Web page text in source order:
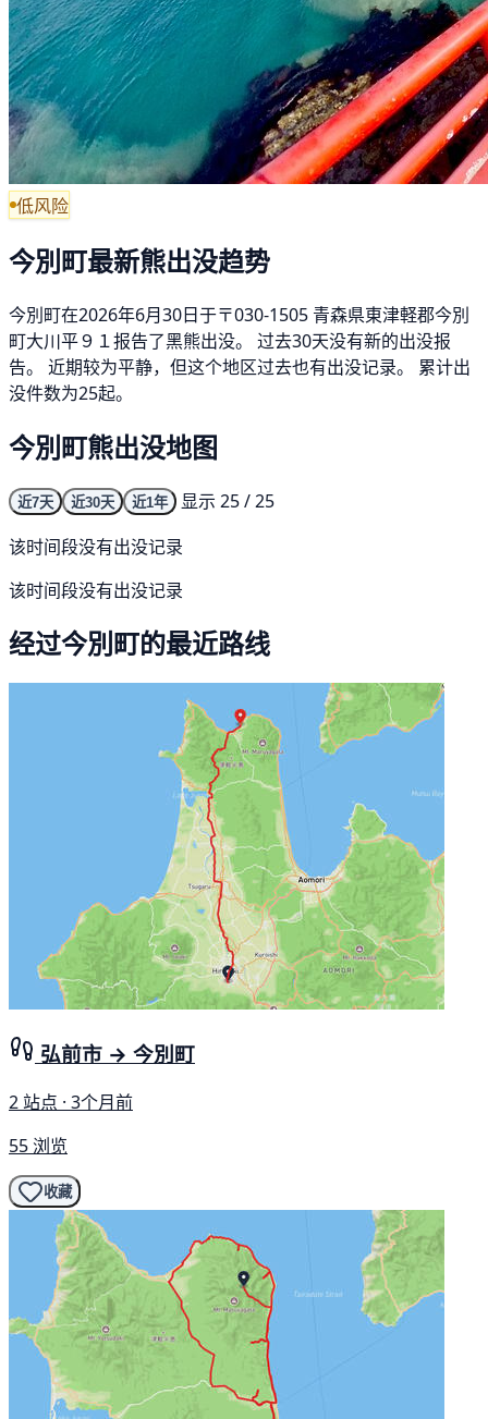
低风险
今別町最新熊出没趋势
今別町在2026年6月30日于〒030-1505 青森県東津軽郡今別
町大川平９１报告了黑熊出没。 过去30天没有新的出没报
告。 近期较为平静，但这个地区过去也有出没记录。 累计出
没件数为25起。
今別町熊出没地图
近7天 近30天 近1年
显示 25 / 25
该时间段没有出没记录
该时间段没有出没记录
经过今別町的最近路线
弘前市 → 今別町
2 站点 · 3个月前
55 浏览
收藏